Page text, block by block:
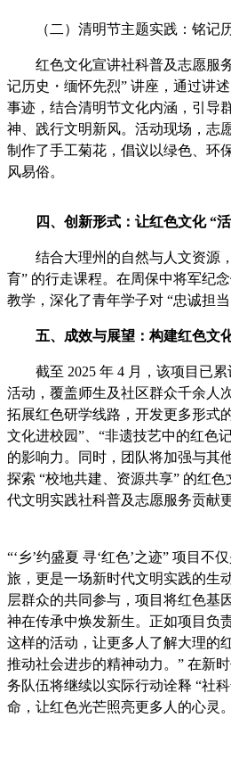
（二）清明节主题实践：铭记
红色文化宣讲社科普及志愿服
记历史・缅怀先烈” 讲座，通过讲
事迹，结合清明节文化内涵，引导
神、践行文明新风。活动现场，志
制作了手工菊花，倡议以绿色、环
风易俗。
四、创新形式：让红色文化 “
结合大理州的自然与人文资源
育” 的行走课程。在周保中将军纪
教学，深化了青年学子对 “忠诚担当
五、成效与展望：构建红色文
截至 2025 年 4 月，该项目已
活动，覆盖师生及社区群众千余人
拓展红色研学线路，开发更多形式
文化进校园”、“非遗技艺中的红色
的影响力。同时，团队将加强与其
探索 “校地共建、资源共享” 的红
代文明实践社科普及志愿服务贡献
“‘乡’约盛夏 寻‘红色’之迹” 项目不
旅，更是一场新时代文明实践的生
层群众的共同参与，项目将红色基
神在传承中焕发新生。正如项目负
这样的活动，让更多人了解大理的
推动社会进步的精神动力。” 在新
务队伍将继续以实际行动诠释 “社
命，让红色光芒照亮更多人的心灵